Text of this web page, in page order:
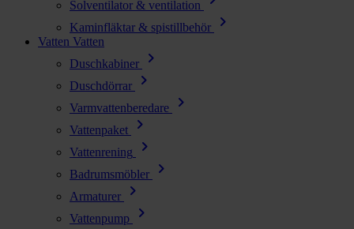
Solventilator & ventilation
Kaminfläktar & spistillbehör chevron_right
Vatten Vatten
Duschkabiner
chevron_right
Duschdörrar chevron_right
Varmvattenberedare chevron_right
Vattenpaket chevron_right
Vattenrening chevron_right
Badrumsmöbler chevron_right
Armaturer chevron_right
Vattenpump chevron_right